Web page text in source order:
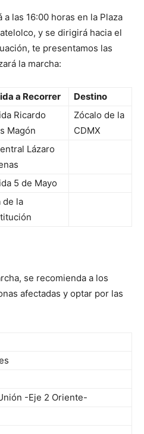
las 16:00 horas en la Plaza
y se dirigirá hacia el
te presentamos las
la marcha:
a Recorrer
Destino
Ricardo
Magón
Zócalo de la
CDMX
Lázaro
5 de Mayo
de la
se recomienda a los
afectadas y optar por las
-Eje 2 Oriente-